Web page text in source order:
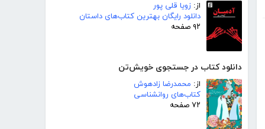
از: زویا قلی پور
دانلود رایگان بهترین کتاب‌های داستان
۹۲ صفحه
دانلود کتاب در جستجوی خویش‌تن
از: محمدرضا زادهوش
کتاب‌های روانشناسی
۷۲ صفحه